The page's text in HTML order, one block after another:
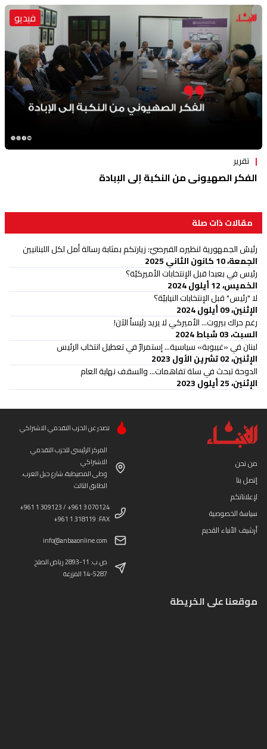
فيديو
تقرير
الفكر الصهيوني من النكبة إلى الإبادة
مقالات ذات صلة
رئيسُ الجمهورية لنظيره القبرصيّ: زيارتكم بمثابة رسالة أمل لكل اللبنانيين
الجمعة، 10 كانون الثاني 2025
رئيس في بعبدا قبل الإنتخابات الأميركيّة؟
الخميس، 12 أيلول 2024
لا "رئيس" قبل الإنتخابات النيابيّة؟
الإثنين، 09 أيلول 2024
رغم حراك بيروت... الأميركي لا يريد رئيساً الآن!
السبت، 03 شباط 2024
لبنان في «غيبوبة» سياسية... إستمرارٌ في تعطيل انتخاب الرئيس
الإثنين، 02 تشرين الأول 2023
الدوحة تبحث في سلة تفاهمات... والسقف نهاية العام
الإثنين، 25 أيلول 2023
من نحن
إتصل بنا
لإعلاناتكم
سياسة الخصوصية
أرشيف الأنباء القديم
تصدر عن الحزب التقدمي الاشتراكي
المركز الرئيسي للحزب التقدمي
الاشتراكي
وطى المصيطبة، شارع جبل العرب،
الطابق الثالث
+961 1 309123 / +961 3 070124
+961 1 318119 :FAX
info@anbaaonline.com
ص.ب: 11-2893 رياض الصلح
14-5287 المزرعة
موقعنا على الخريطة